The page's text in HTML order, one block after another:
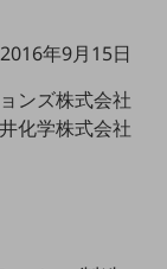
2016年9月15日
ンズ株式会社
化学株式会社